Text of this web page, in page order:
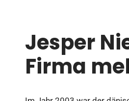
Jesper
Firma